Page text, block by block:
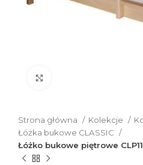
Strona główna Kolekcje
Łóżka bukowe CLASSIC
Łóżko bukowe piętrowe